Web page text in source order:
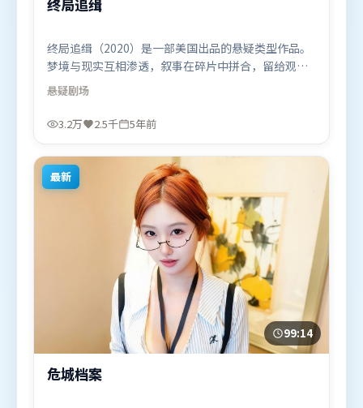
终局追缉
终局追缉（2020）是一部美国出品的悬疑类型作品。
梦境与现实互相渗透，叙事在碎片中拼合，留给观众
回味空间。群像刻画各有弧光，配角亦承担叙事推进
功能。由是枝裕和执导，提莫西·查拉米、雷佳音、
谭卓，迪皮卡·帕度柯妮、赵丽颖等联袂出演。影片
合喜欢悬疑题材的观众观看。
悬疑剧场
3.2万 2.5千 5年前
最新
99:14
危城档案